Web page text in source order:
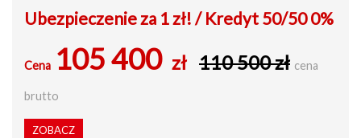
Ubezpieczenie za 1 zł! / Kredyt 50/50 0%
Cena 105 400 zł 110 500 zł cena
brutto
ZOBACZ